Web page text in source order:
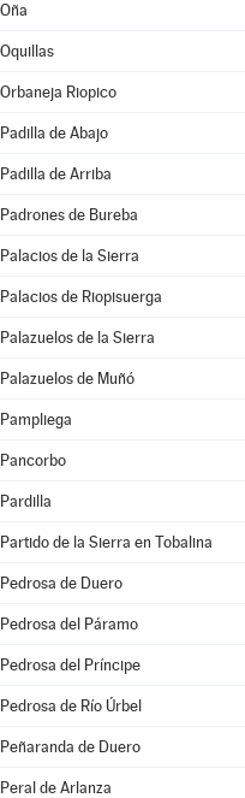
Oña
Oquillas
Orbaneja Riopico
Padilla de Abajo
Padilla de Arriba
Padrones de Bureba
Palacios de la Sierra
Palacios de Riopisuerga
Palazuelos de la Sierra
Palazuelos de Muñó
Pampliega
Pancorbo
Pardilla
Partido de la Sierra en Tobalina
Pedrosa de Duero
Pedrosa del Páramo
Pedrosa del Príncipe
Pedrosa de Río Úrbel
Peñaranda de Duero
Peral de Arlanza